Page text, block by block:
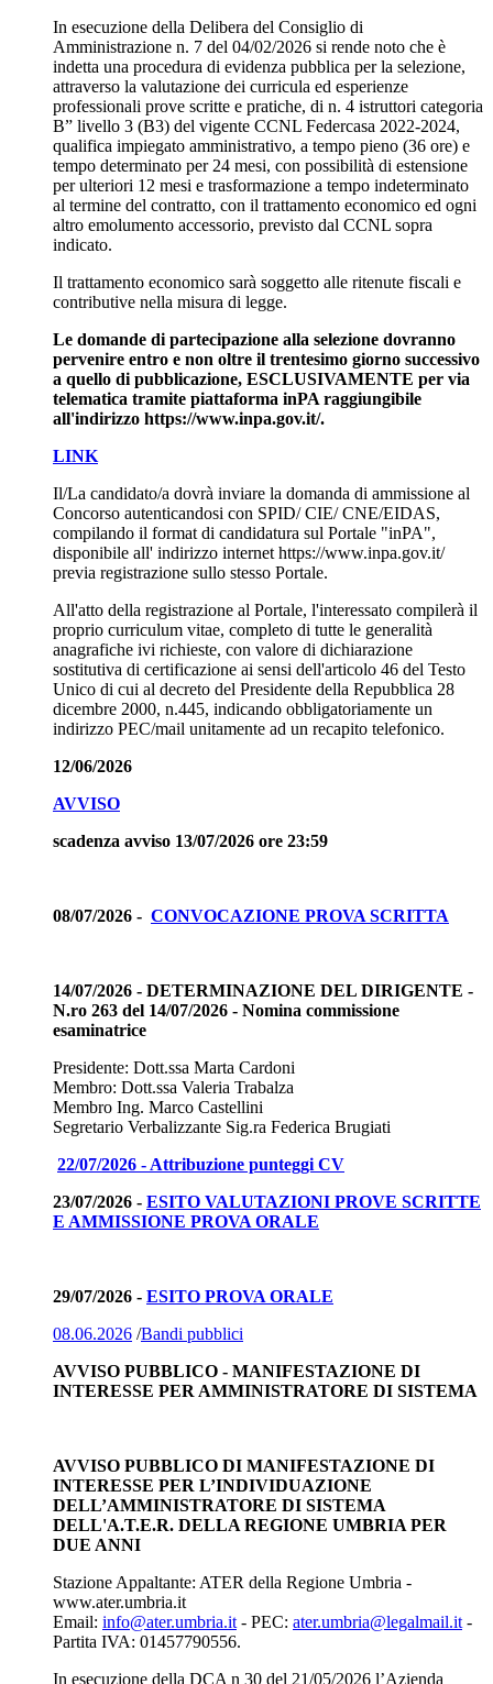
In esecuzione della Delibera del Consiglio di
Amministrazione n. 7 del 04/02/2026 si rende noto che è
indetta una procedura di evidenza pubblica per la selezione,
attraverso la valutazione dei curricula ed esperienze
professionali prove scritte e pratiche, di n. 4 istruttori categoria
B” livello 3 (B3) del vigente CCNL Federcasa 2022-2024,
qualifica impiegato amministrativo, a tempo pieno (36 ore) e
tempo determinato per 24 mesi, con possibilità di estensione
per ulteriori 12 mesi e trasformazione a tempo indeterminato
al termine del contratto, con il trattamento economico ed ogni
altro emolumento accessorio, previsto dal CCNL sopra
indicato.
Il trattamento economico sarà soggetto alle ritenute fiscali e
contributive nella misura di legge.
Le domande di partecipazione alla selezione dovranno
pervenire entro e non oltre il trentesimo giorno successivo
a quello di pubblicazione, ESCLUSIVAMENTE per via
telematica tramite piattaforma inPA raggiungibile
all'indirizzo https://www.inpa.gov.it/.
LINK
Il/La candidato/a dovrà inviare la domanda di ammissione al
Concorso autenticandosi con SPID/ CIE/ CNE/EIDAS,
compilando il format di candidatura sul Portale "inPA",
disponibile all' indirizzo internet https://www.inpa.gov.it/
previa registrazione sullo stesso Portale.
All'atto della registrazione al Portale, l'interessato compilerà il
proprio curriculum vitae, completo di tutte le generalità
anagrafiche ivi richieste, con valore di dichiarazione
sostitutiva di certificazione ai sensi dell'articolo 46 del Testo
Unico di cui al decreto del Presidente della Repubblica 28
dicembre 2000, n.445, indicando obbligatoriamente un
indirizzo PEC/mail unitamente ad un recapito telefonico.
12/06/2026
AVVISO
scadenza avviso 13/07/2026 ore 23:59
08/07/2026 - CONVOCAZIONE PROVA SCRITTA
14/07/2026 - DETERMINAZIONE DEL DIRIGENTE -
N.ro 263 del 14/07/2026 - Nomina commissione
esaminatrice
Presidente: Dott.ssa Marta Cardoni
Membro: Dott.ssa Valeria Trabalza
Membro Ing. Marco Castellini
Segretario Verbalizzante Sig.ra Federica Brugiati
22/07/2026 - Attribuzione punteggi CV
23/07/2026 - ESITO VALUTAZIONI PROVE SCRITTE
E AMMISSIONE PROVA ORALE
29/07/2026 - ESITO PROVA ORALE
08.06.2026 /Bandi pubblici
AVVISO PUBBLICO - MANIFESTAZIONE DI
INTERESSE PER AMMINISTRATORE DI SISTEMA
AVVISO PUBBLICO DI MANIFESTAZIONE DI
INTERESSE PER L’INDIVIDUAZIONE
DELL’AMMINISTRATORE DI SISTEMA
DELL'A.T.E.R. DELLA REGIONE UMBRIA PER
DUE ANNI
Stazione Appaltante: ATER della Regione Umbria -
www.ater.umbria.it
Email: info@ater.umbria.it - PEC: ater.umbria@legalmail.it -
Partita IVA: 01457790556.
In esecuzione della DCA n 30 del 21/05/2026 l’Azienda